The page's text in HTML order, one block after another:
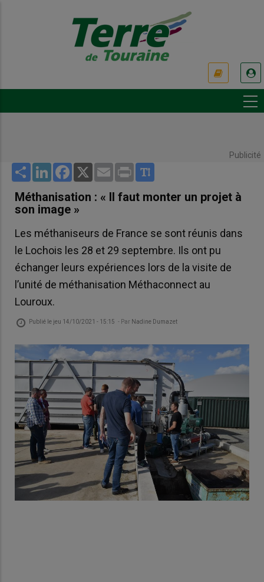
Publicité
Share LinkedInFacebook
X Email Print
Méthanisation : « ll faut monter un projet à
son image »
Les méthaniseurs de France se sont réunis dans
le Lochois les 28 et 29 septembre. Ils ont pu
échanger leurs expériences lors de la visite de
l’unité de méthanisation Méthaconnect au
Louroux.
Publié le jeu 14/10/2021 - 15:15 - Par Nadine Dumazet